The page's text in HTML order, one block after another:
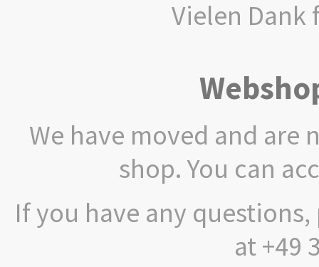
Vielen Dank
We have moved and
shop. You can
If you have any
at +49